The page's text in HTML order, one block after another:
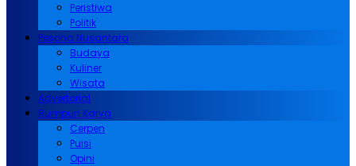
Peristiwa
Politik
Pesona Nusantara
Budaya
Kuliner
Wisata
Advertorial
Rumpun Karya
Cerpen
Puisi
Opini